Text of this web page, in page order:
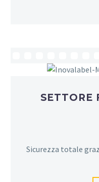
SETTORE
Sicurezza totale